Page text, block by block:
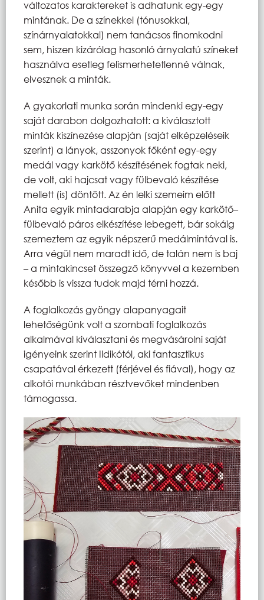
változatos karaktereket is adhatunk egy-egy
mintának. De a színekkel (tónusokkal,
színárnyalatokkal) nem tanácsos finomkodni
sem, hiszen kizárólag hasonló árnyalatú színeket
használva esetleg felismerhetetlenné válnak,
elvesznek a minták.
A gyakorlati munka során mindenki egy-egy
saját darabon dolgozhatott: a kiválasztott
minták kiszínezése alapján (saját elképzeléseik
szerint) a lányok, asszonyok főként egy-egy
medál vagy karkötő készítésének fogtak neki,
de volt, aki hajcsat vagy fülbevaló készítése
mellett (is) döntött. Az én lelki szemeim előtt
Anita egyik mintadarabja alapján egy karkötő–
fülbevaló páros elkészítése lebegett, bár sokáig
szemeztem az egyik népszerű medálmintával is.
Arra végül nem maradt idő, de talán nem is baj
– a mintakincset összegző könyvvel a kezemben
később is vissza tudok majd térni hozzá.
A foglalkozás gyöngy alapanyagait
lehetőségünk volt a szombati foglalkozás
alkalmával kiválasztani és megvásárolni saját
igényeink szerint Ildikótól, aki fantasztikus
csapatával érkezett (férjével és fiával), hogy az
alkotói munkában résztvevőket mindenben
támogassa.